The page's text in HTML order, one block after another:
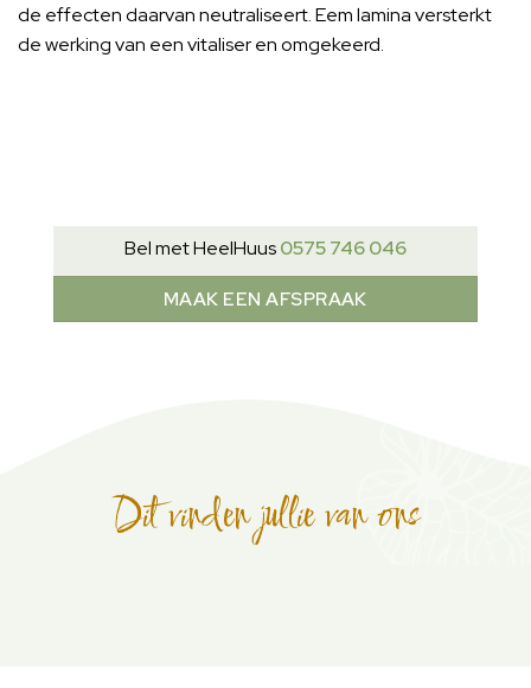
de effecten daarvan neutraliseert. Eem lamina versterkt
de werking van een vitaliser en omgekeerd.
Bel met HeelHuus0575 746 046
MAAK EEN AFSPRAAK
Dit vinden jullie van ons